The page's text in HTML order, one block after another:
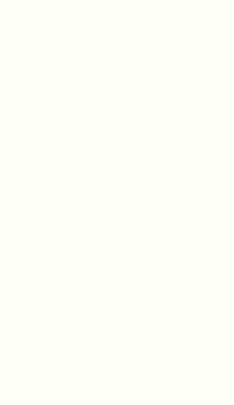
difficultés en
devoirs en